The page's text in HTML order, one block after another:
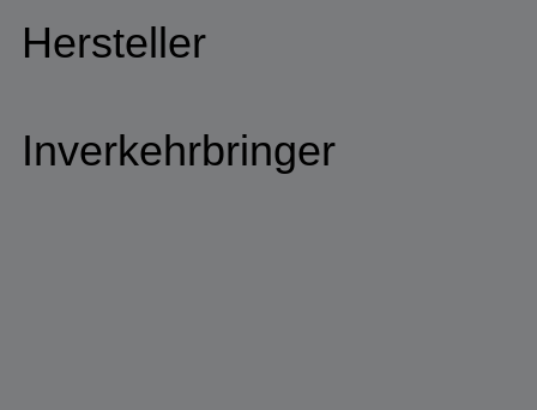
Hersteller
Inverkehrbringer